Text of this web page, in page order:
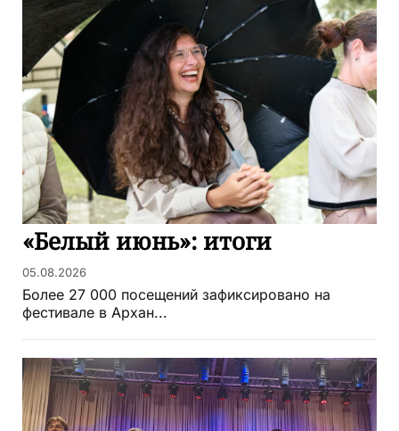
«Белый июнь»: итоги
05.08.2026
Более 27 000 посещений зафиксировано на
фестивале в Архан...